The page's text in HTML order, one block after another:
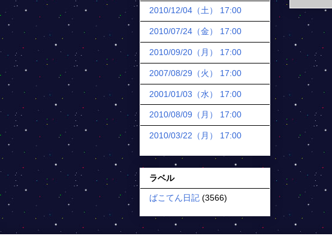
2010/12/04（土） 17:00
2010/07/24（金） 17:00
2010/09/20（月） 17:00
2007/08/29（火） 17:00
2001/01/03（水） 17:00
2010/08/09（月） 17:00
2010/03/22（月） 17:00
ラベル
ばこてん日記 (3566)